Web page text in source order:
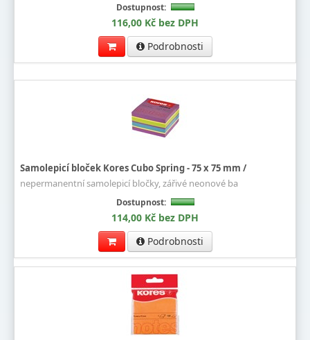
Dostupnost:
116,00 Kč bez DPH
Podrobnosti
Samolepicí bloček Kores Cubo Spring - 75 x 75 mm /
nepermanentní samolepicí bločky, zářivé neonové ba
Dostupnost:
114,00 Kč bez DPH
Podrobnosti